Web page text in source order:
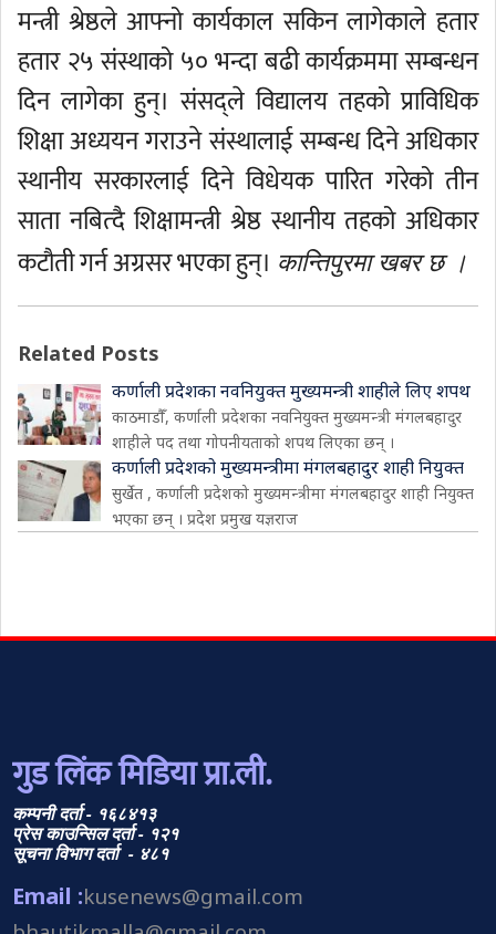
मन्त्री श्रेष्ठले आफ्नो कार्यकाल सकिन लागेकाले हतार
हतार २५ संस्थाको ५० भन्दा बढी कार्यक्रममा सम्बन्धन
दिन लागेका हुन्। संसद्ले विद्यालय तहको प्राविधिक
शिक्षा अध्ययन गराउने संस्थालाई सम्बन्ध दिने अधिकार
स्थानीय सरकारलाई दिने विधेयक पारित गरेको तीन
साता नबित्दै शिक्षामन्त्री श्रेष्ठ स्थानीय तहको अधिकार
कटौती गर्न अग्रसर भएका हुन्। कान्तिपुरमा खबर छ ।
Related Posts
कर्णाली प्रदेशका नवनियुक्त मुख्यमन्त्री शाहीले लिए शपथ
काठमाडौँ, कर्णाली प्रदेशका नवनियुक्त मुख्यमन्त्री मंगलबहादुर
शाहीले पद तथा गोपनीयताको शपथ लिएका छन् ।
कर्णाली प्रदेशको मुख्यमन्त्रीमा मंगलबहादुर शाही नियुक्त
सुर्खेत , कर्णाली प्रदेशको मुख्यमन्त्रीमा मंगलबहादुर शाही नियुक्त
भएका छन् । प्रदेश प्रमुख यज्ञराज
गुड लिंक मिडिया प्रा.ली.
कम्पनी दर्ता - १६८४१३
प्रेस काउन्सिल दर्ता - १२१
सूचना विभाग दर्ता - ४८१
Email :kusenews@gmail.com